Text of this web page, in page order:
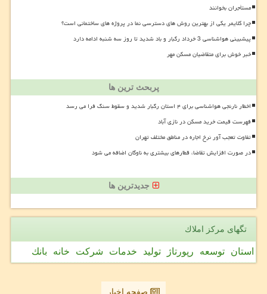
مستأجران بخوانند
چرا کلایمر یکی از بهترین روش های دسترسی نما در پروژه های ساختمانی است؟
پیشبینی هواشناسی 3 خرداد رگبار و باد شدید تا روز سه شنبه ادامه دارد
خبر خوش برای متقاضیان مسکن مهر
پربحث ترین ها
اخطار نارنجی هواشناسی برای ۴ استان رگبار شدید و سقوط سنگ فرا می رسد
فهرست قیمت خرید مسکن در نازی آباد
تفاوت تعجب آور نرخ اجاره در مناطق مختلف تهران
در صورت افزایش تقاضا، قطارهای بیشتری به ناوگان اضافه می شود
جدیدترین ها
تگهای مركز املاك
استان توسعه رپورتاژ تولید خدمات شركت خانه بانك
صفحه اخبار